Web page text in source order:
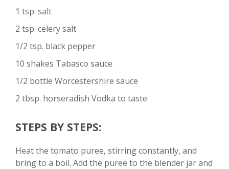
1 tsp. salt
2 tsp. celery salt
1/2 tsp. black pepper
10 shakes Tabasco sauce
1/2 bottle Worcestershire sauce
2 tbsp. horseradish Vodka to taste
STEPS BY STEPS:
Heat the tomato puree, stirring constantly, and
bring to a boil. Add the puree to the blender jar and